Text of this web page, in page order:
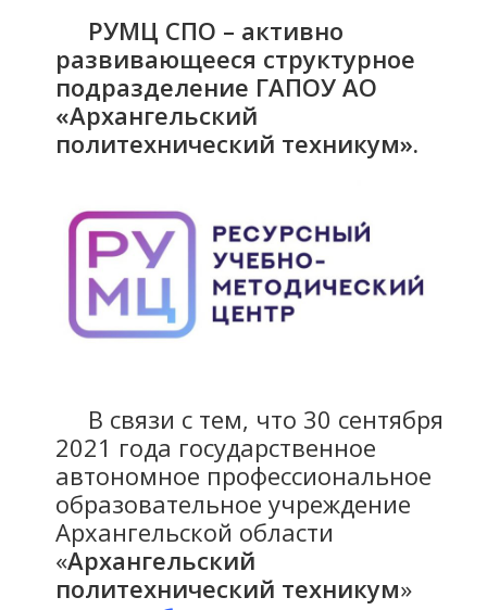
РУМЦ СПО – активно
развивающееся структурное
подразделение ГАПОУ АО
«Архангельский
политехнический техникум».
В связи с тем, что 30 сентября
2021 года государственное
автономное профессиональное
образовательное учреждение
Архангельской области
«Архангельский
политехнический техникум»